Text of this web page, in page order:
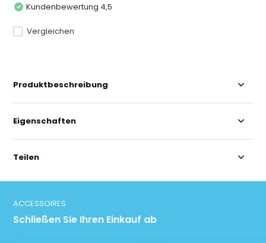
Kundenbewertung 4,5
Vergleichen
Produktbeschreibung
Eigenschaften
Teilen
ACCESSOIRES
Schließen Sie Ihren Einkauf ab